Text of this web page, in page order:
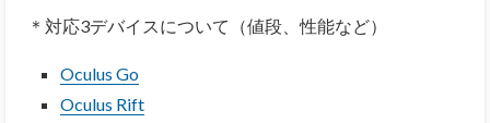
＊対応3デバイスについて（値段、性能など）
Oculus Go
Oculus Rift